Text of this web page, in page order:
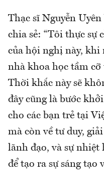
Thạc sĩ Nguyễn
chia sẻ: “Tôi thực sự
của hội nghị này, khi
nhà khoa học tầm
Thời khắc này sẽ
đây cũng là bước
cho các bạn trẻ tại
mà còn về tư duy,
lãnh đạo, và sự nhiệt
để tạo ra sự sáng tạo